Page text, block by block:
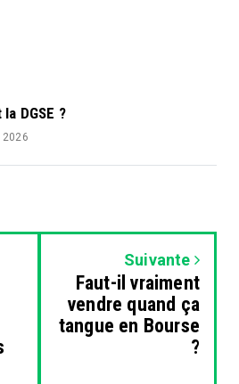
DGSE ?
Suivante
Faut-il vraiment
vendre quand ça
tangue en Bourse
?